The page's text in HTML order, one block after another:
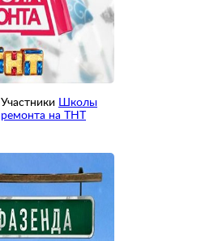
Участники Школы
ремонта на ТНТ